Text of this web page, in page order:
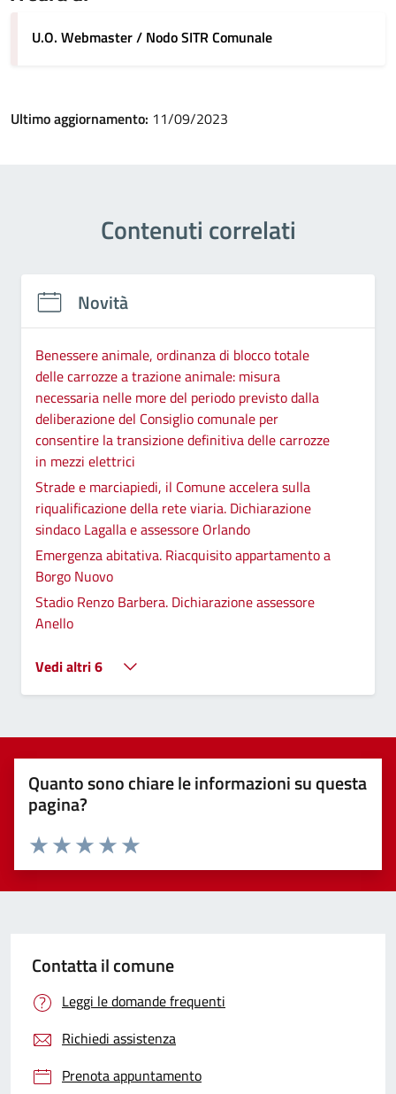
U.O. Webmaster / Nodo SITR Comunale
Ultimo aggiornamento: 11/09/2023
Contenuti correlati
Novità
Benessere animale, ordinanza di blocco totale
delle carrozze a trazione animale: misura
necessaria nelle more del periodo previsto dalla
deliberazione del Consiglio comunale per
consentire la transizione definitiva delle carrozze
in mezzi elettrici
Strade e marciapiedi, il Comune accelera sulla
riqualificazione della rete viaria. Dichiarazione
sindaco Lagalla e assessore Orlando
Emergenza abitativa. Riacquisito appartamento a
Borgo Nuovo
Stadio Renzo Barbera. Dichiarazione assessore
Anello
Vedi altri 6
Quanto sono chiare le informazioni su questa
pagina?
Valuta 5 stelle su 5
Valuta 4 stelle su 5
Valuta 3 stelle su 5
Valuta 2 stelle su 5
Valuta 1 stelle su 5
Contatta il comune
Leggi le domande frequenti
Richiedi assistenza
Prenota appuntamento